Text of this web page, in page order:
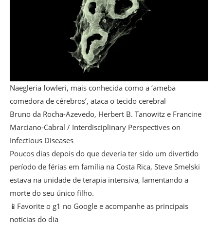
Naegleria fowleri, mais conhecida como a ‘ameba
comedora de cérebros’, ataca o tecido cerebral
Bruno da Rocha-Azevedo, Herbert B. Tanowitz e Francine
Marciano-Cabral / Interdisciplinary Perspectives on
Infectious Diseases
Poucos dias depois do que deveria ter sido um divertido
período de férias em família na Costa Rica, Steve Smelski
estava na unidade de terapia intensiva, lamentando a
morte do seu único filho.
📱Favorite o g1 no Google e acompanhe as principais
notícias do dia